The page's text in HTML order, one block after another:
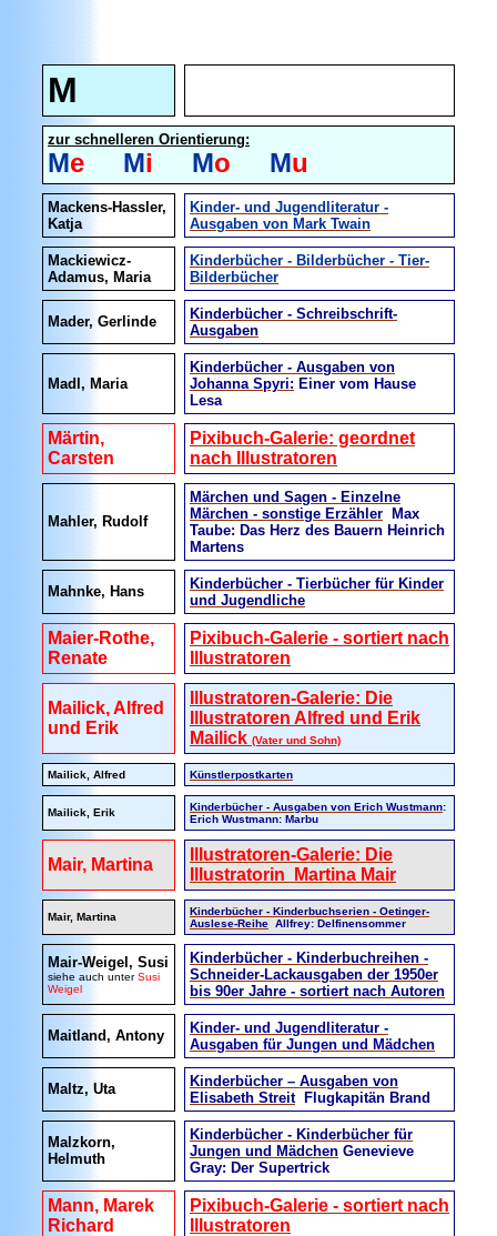
M
zur schnelleren Orientierung:
Me Mi Mo Mu
Mackens-Hassler,
Katja
Kinder- und Jugendliteratur -
Ausgaben von Mark Twain
Mackiewicz-
Adamus, Maria
Kinderbücher - Bilderbücher - Tier-
Bilderbücher
Mader, Gerlinde
Kinderbücher - Schreibschrift-
Ausgaben
Madl, Maria
Kinderbücher - Ausgaben von
Johanna Spyri: Einer vom Hause
Lesa
Märtin,
Carsten
Pixibuch-Galerie: geordnet
nach Illustratoren
Mahler, Rudolf
Märchen und Sagen - Einzelne
Märchen - sonstige Erzähler Max
Taube: Das Herz des Bauern Heinrich
Martens
Mahnke, Hans
Kinderbücher - Tierbücher für Kinder
und Jugendliche
Maier-Rothe,
Renate
Pixibuch-Galerie - sortiert nach
Illustratoren
Mailick, Alfred
und Erik
Illustratoren-Galerie: Die
Illustratoren Alfred und Erik
Mailick (Vater und Sohn)
Mailick, Alfred Künstlerpostkarten
Mailick, Erik Kinderbücher - Ausgaben von Erich Wustmann:
Erich Wustmann: Marbu
Mair, Martina
Illustratoren-Galerie: Die
Illustratorin Martina Mair
Mair, Martina
Kinderbücher - Kinderbuchserien - Oetinger-
Auslese-Reihe Allfrey: Delfinensommer
Mair-Weigel, Susi
siehe auch unterSusi
Weigel
Kinderbücher - Kinderbuchreihen -
Schneider-Lackausgaben der 1950er
bis 90er Jahre - sortiert nach Autoren
Maitland, Antony
Kinder- und Jugendliteratur -
Ausgaben für Jungen und Mädchen
Maltz, Uta
Kinderbücher – Ausgaben von
Elisabeth StreitFlugkapitän Brand
Malzkorn,
Helmuth
Kinderbücher - Kinderbücher für
Jungen und Mädchen Genevieve
Gray: Der Supertrick
Mann, Marek
Richard
Pixibuch-Galerie - sortiert nach
Illustratoren